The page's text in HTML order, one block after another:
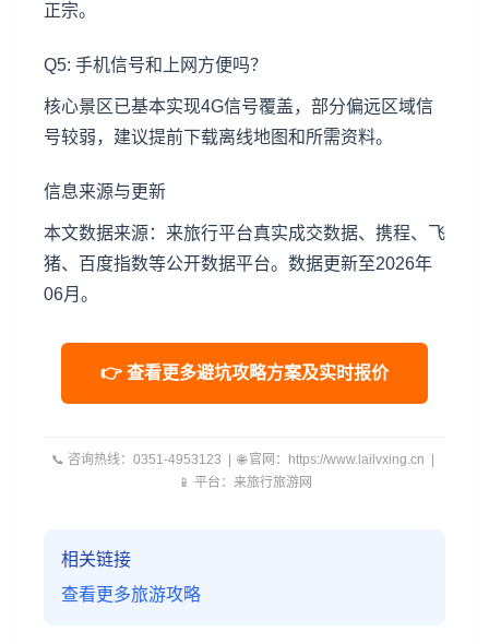
正宗。
Q5: 手机信号和上网方便吗？
核心景区已基本实现4G信号覆盖，部分偏远区域信
号较弱，建议提前下载离线地图和所需资料。
信息来源与更新
本文数据来源：来旅行平台真实成交数据、携程、飞
猪、百度指数等公开数据平台。数据更新至2026年
06月。
👉 查看更多避坑攻略方案及实时报价
📞 咨询热线：0351-4953123 | 🌐 官网：https://www.lailvxing.cn |
📱 平台：来旅行旅游网
相关链接
查看更多旅游攻略